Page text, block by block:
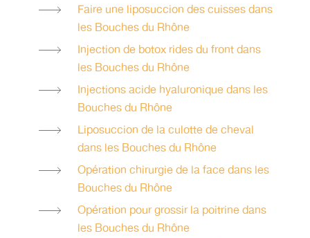
Faire une liposuccion des cuisses dans
les Bouches du Rhône
Injection de botox rides du front dans
les Bouches du Rhône
Injections acide hyaluronique dans les
Bouches du Rhône
Liposuccion de la culotte de cheval
dans les Bouches du Rhône
Opération chirurgie de la face dans les
Bouches du Rhône
Opération pour grossir la poitrine dans
les Bouches du Rhône